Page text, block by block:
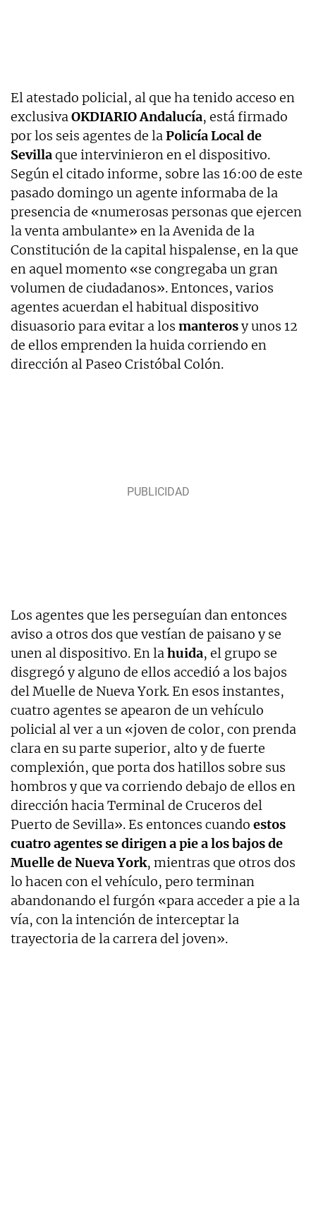
El atestado policial, al que ha tenido acceso en
exclusivaOKDIARIO Andalucía, está firmado
por los seis agentes de laPolicía Local de
Sevillaque intervinieron en el dispositivo.
Según el citado informe, sobre las 16:00 de este
pasado domingo un agente informaba de la
presencia de «numerosas personas que ejercen
la venta ambulante» en la Avenida de la
Constitución de la capital hispalense, en la que
en aquel momento «se congregaba un gran
volumen de ciudadanos». Entonces, varios
agentes acuerdan el habitual dispositivo
disuasorio para evitar a los manterosy unos 12
de ellos emprenden la huida corriendo en
dirección al Paseo Cristóbal Colón.
Los agentes que les perseguían dan entonces
aviso a otros dos que vestían de paisano y se
unen al dispositivo. En lahuida, el grupo se
disgregó y alguno de ellos accedió a los bajos
del Muelle de Nueva York. En esos instantes,
cuatro agentes se apearon de un vehículo
policial al ver a un «joven de color, con prenda
clara en su parte superior, alto y de fuerte
complexión, que porta dos hatillos sobre sus
hombros y que va corriendo debajo de ellos en
dirección hacia Terminal de Cruceros del
Puerto de Sevilla». Es entonces cuando estos
cuatro agentes se dirigen a pie a los bajos de
Muelle de Nueva York, mientras que otros dos
lo hacen con el vehículo, pero terminan
abandonando el furgón «para acceder a pie a la
vía, con la intención de interceptar la
trayectoria de la carrera del joven».